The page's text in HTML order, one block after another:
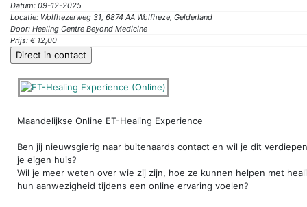
Datum: 09-12-2025
Locatie: Wolfhezerweg 31, 6874 AA Wolfheze, Gelderland
Door: Healing Centre Beyond Medicine
Prijs: € 12,00
Maandelijkse Online ET-Healing Experience
Ben jij nieuwsgierig naar buitenaards contact en wil je dit
je eigen huis?
Wil je meer weten over wie zij zijn, hoe ze kunnen helpen met
hun aanwezigheid tijdens een online ervaring voelen?